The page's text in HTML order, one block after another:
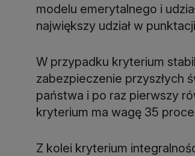
modelu emerytalnego i
największy udział w
W przypadku kryterium
zabezpieczenie przyszłych
państwa i po raz pierwszy
kryterium ma wagę 35
Z kolei kryterium